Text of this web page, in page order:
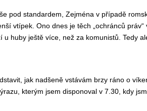
pod standardem, Zejména v případě
vtípek. Ono dnes je těch „ochránců
huby ještě více, než za komunistů. Tedy
jak nadšeně vstávám brzy ráno o
kterým jsem disponoval v 7.30, kdy